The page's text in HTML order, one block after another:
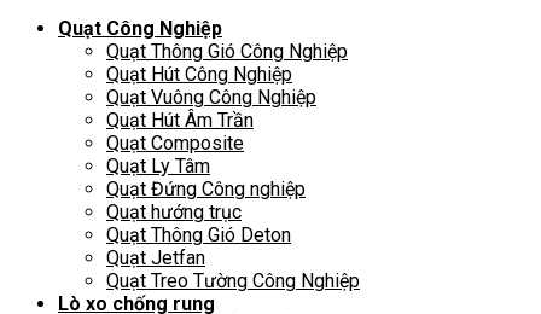
Quạt Công Nghiệp
Quạt Thông Gió Công Nghiệp
Quạt Hút Công Nghiệp
Quạt Vuông Công Nghiệp
Quạt Hút Âm Trần
Quạt Composite
Quạt Ly Tâm
Quạt Đứng Công nghiệp
Quạt hướng trục
Quạt Thông Gió Deton
Quạt Jetfan
Quạt Treo Tường Công Nghiệp
Lò xo chống rung